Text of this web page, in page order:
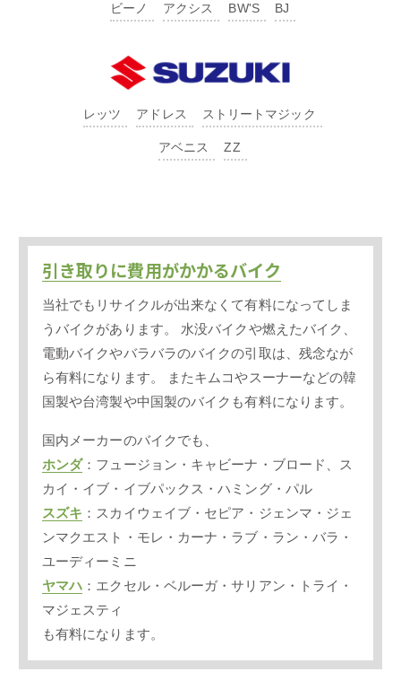
ビーノ アクシス BW'S BJ
レッツ アドレス ストリートマジック
アベニス ZZ
引き取りに費用がかかるバイク
当社でもリサイクルが出来なくて有料になってしま
うバイクがあります。 水没バイクや燃えたバイク、
電動バイクやバラバラのバイクの引取は、残念なが
ら有料になります。 またキムコやスーナーなどの韓
国製や台湾製や中国製のバイクも有料になります。
国内メーカーのバイクでも、
ホンダ：フュージョン・キャビーナ・ブロード、ス
カイ・イブ・イブパックス・ハミング・パル
スズキ ：スカイウェイブ・セピア・ジェンマ・ジェ
ンマクエスト・モレ・カーナ・ラブ・ラン・バラ・
ユーディーミニ
ヤマハ ：エクセル・ベルーガ・サリアン・トライ・
マジェスティ
も有料になります。